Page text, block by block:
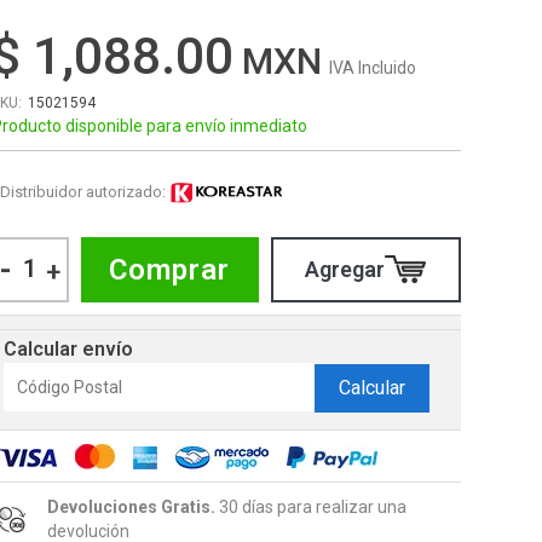
1,088.00 IVA Incluido
15021594
disponible para envío inmediato
Distribuidor autorizado:
- + Comprar
Calcular envío
Calcular
Devoluciones Gratis. 30 días para realizar una
devolución